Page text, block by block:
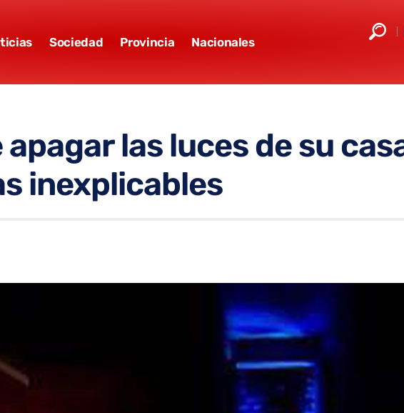
Sociedad Provincia Nacionales
las luces de su
inexplicables